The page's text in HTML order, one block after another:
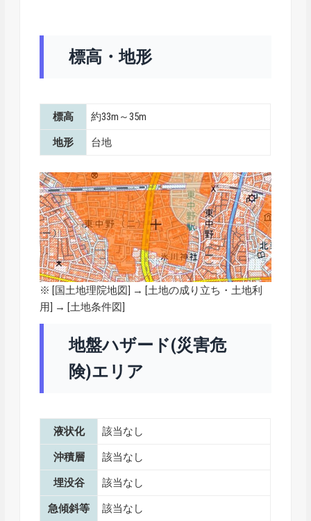
標高・地形
標高 約33m～35m
地形 台地
※ [国土地理院地図] → [土地の成り立ち・土地利
用] → [土地条件図]
地盤ハザード(災害危
険)エリア
液状化 該当なし
沖積層 該当なし
埋没谷 該当なし
急傾斜等 該当なし